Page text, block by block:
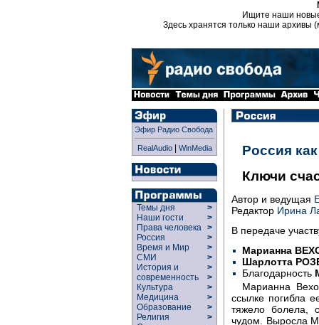
Ищите наши
Здесь хранятся только наши архивы
Эфир Радио Свобода
RealAudio| WinMedia
Темы дня
>
Наши гости
>
Права человека >
Россия
>
Время и Мир
>
СМИ
>
История и
современность
>
>
Культура
>
Медицина
>
Образование
>
Религия
>
Россия
Ключи
Автор и ведущая
Редактор Ирина
В передаче
Марианна
Шарлотта
Благодарность
Марианна
ссылке погибла
тяжело болела,
чудом. Выросла